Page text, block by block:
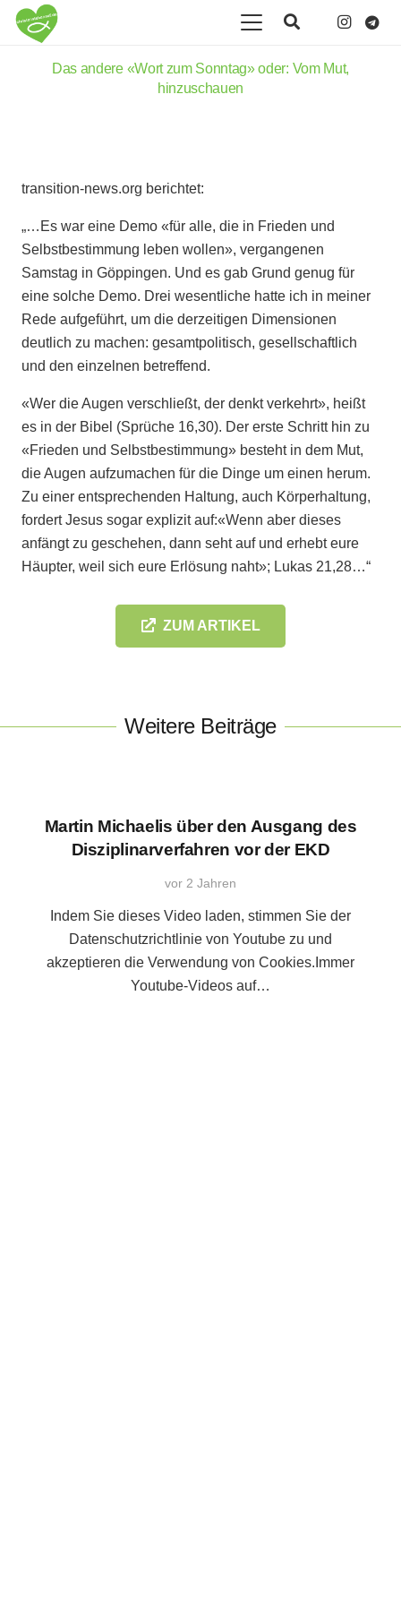
Das andere «Wort zum Sonntag» oder: Vom Mut,
hinzuschauen
transition-news.org berichtet:
„…Es war eine Demo «für alle, die in Frieden und
Selbstbestimmung leben wollen», vergangenen
Samstag in Göppingen. Und es gab Grund genug für
eine solche Demo. Drei wesentliche hatte ich in meiner
Rede aufgeführt, um die derzeitigen Dimensionen
deutlich zu machen: gesamtpolitisch, gesellschaftlich
und den einzelnen betreffend.
«Wer die Augen verschließt, der denkt verkehrt», heißt
es in der Bibel (Sprüche 16,30). Der erste Schritt hin zu
«Frieden und Selbstbestimmung» besteht in dem Mut,
die Augen aufzumachen für die Dinge um einen herum.
Zu einer entsprechenden Haltung, auch Körperhaltung,
fordert Jesus sogar explizit auf:«Wenn aber dieses
anfängt zu geschehen, dann seht auf und erhebt eure
Häupter, weil sich eure Erlösung naht»; Lukas 21,28…“
ZUM ARTIKEL
Weitere Beiträge
Martin Michaelis über den Ausgang des
Disziplinarverfahren vor der EKD
vor 2 Jahren
Indem Sie dieses Video laden, stimmen Sie der
Datenschutzrichtlinie von Youtube zu und
akzeptieren die Verwendung von Cookies.Immer
Youtube-Videos auf…